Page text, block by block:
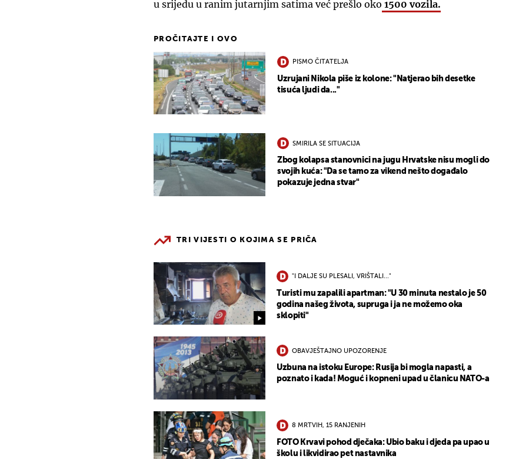
u srijedu u ranim jutarnjim satima već prešlo oko 1500 vozila.
PROČITAJTE I OVO
PISMO ČITATELJA
Uzrujani Nikola piše iz kolone: "Natjerao bih desetke
tisuća ljudi da..."
SMIRILA SE SITUACIJA
Zbog kolapsa stanovnici na jugu Hrvatske nisu mogli do
svojih kuća: "Da se tamo za vikend nešto događalo
pokazuje jedna stvar"
TRI VIJESTI O KOJIMA SE PRIČA
"I DALJE SU PLESALI, VRIŠTALI..."
Turisti mu zapalili apartman: "U 30 minuta nestalo je 50
godina našeg života, supruga i ja ne možemo oka
sklopiti"
OBAVJEŠTAJNO UPOZORENJE
Uzbuna na istoku Europe: Rusija bi mogla napasti, a
poznato i kada! Moguć i kopneni upad u članicu NATO-a
8 MRTVIH, 15 RANJENIH
FOTO Krvavi pohod dječaka: Ubio baku i djeda pa upao u
školu i likvidirao pet nastavnika